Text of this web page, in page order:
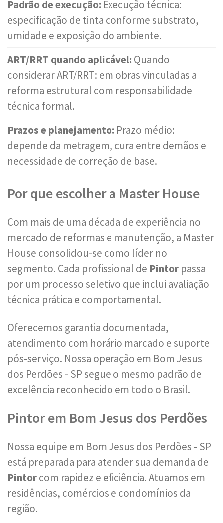
Padrão de execução: Execução técnica:
especificação de tinta conforme substrato,
umidade e exposição do ambiente.
ART/RRT quando aplicável: Quando
considerar ART/RRT: em obras vinculadas a
reforma estrutural com responsabilidade
técnica formal.
Prazos e planejamento: Prazo médio:
depende da metragem, cura entre demãos e
necessidade de correção de base.
Por que escolher a Master House
Com mais de uma década de experiência no
mercado de reformas e manutenção, a Master
House consolidou-se como líder no
segmento. Cada profissional de Pintor passa
por um processo seletivo que inclui avaliação
técnica prática e comportamental.
Oferecemos garantia documentada,
atendimento com horário marcado e suporte
pós-serviço. Nossa operação em Bom Jesus
dos Perdões - SP segue o mesmo padrão de
excelência reconhecido em todo o Brasil.
Pintor em Bom Jesus dos Perdões
Nossa equipe em Bom Jesus dos Perdões - SP
está preparada para atender sua demanda de
Pintorcom rapidez e eficiência. Atuamos em
residências, comércios e condomínios da
região.